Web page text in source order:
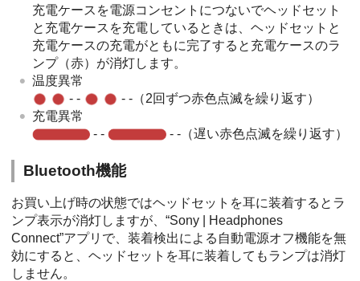
充電ケースを電源コンセントにつないでヘッドセット
と充電ケースを充電しているときは、ヘッドセットと
充電ケースの充電がともに完了すると充電ケースのラ
ンプ（赤）が消灯します。
温度異常
- -
- -（2回ずつ赤色点滅を繰り返す）
充電異常
- -
- -（遅い赤色点滅を繰り返す）
Bluetooth機能
お買い上げ時の状態ではヘッドセットを耳に装着するとラ
ンプ表示が消灯しますが、“Sony | Headphones
Connect”アプリで、装着検出による自動電源オフ機能を無
効にすると、ヘッドセットを耳に装着してもランプは消灯
しません。